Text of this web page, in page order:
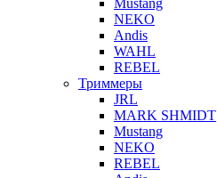
Mustang
NEKO
Andis
WAHL
REBEL
Триммеры
JRL
MARK SHMIDT
Mustang
NEKO
REBEL